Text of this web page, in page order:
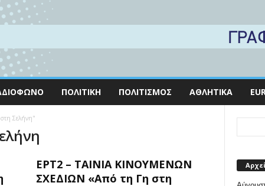
ΠΟΛΙΤΙΚΉ ΠΟΛΙΤΙΣΜΌΣ ΑΘΛΗΤΙΚΆ
στη Σελήνη"
ΕΡΤ2 – ΤΑΙΝΙΑ ΚΙΝΟΥΜΕΝΩΝ
ΣΧΕΔΙΩΝ «Από τη Γη στη